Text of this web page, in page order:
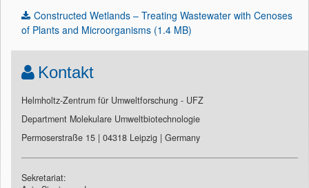
Constructed Wetlands – Treating Wastewater with Cenoses
of Plants and Microorganisms (1.4 MB)
Kontakt
Helmholtz-Zentrum für Umweltforschung - UFZ
Department Molekulare Umweltbiotechnologie
Permoserstraße 15 | 04318 Leipzig | Germany
Sekretariat: